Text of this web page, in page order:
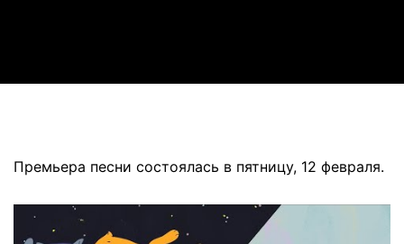
Премьера песни состоялась в пятницу, 12 февраля.